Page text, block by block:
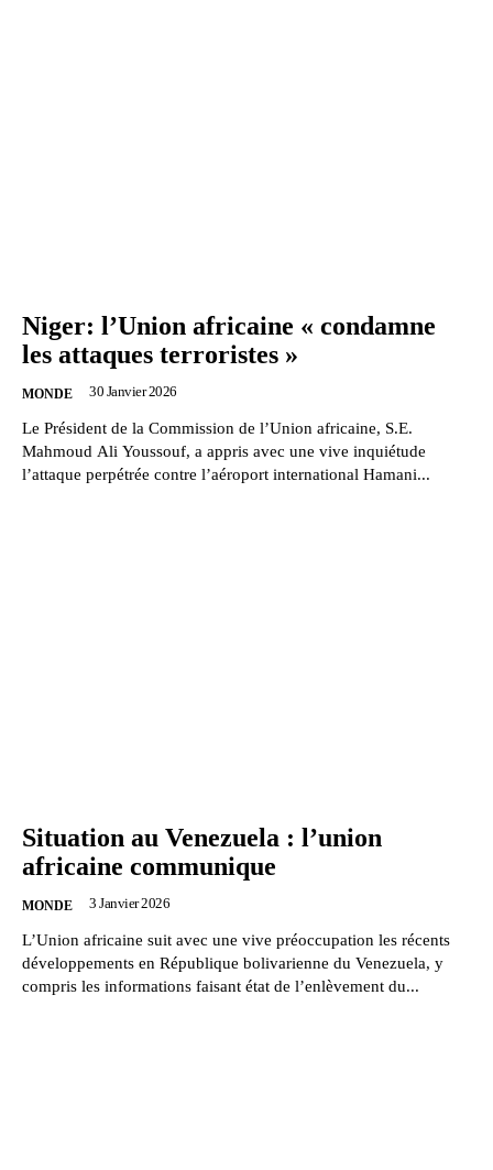
Niger: l’Union africaine « condamne
les attaques terroristes »
MONDE 30 Janvier 2026
Le Président de la Commission de l’Union africaine, S.E.
Mahmoud Ali Youssouf, a appris avec une vive inquiétude
l’attaque perpétrée contre l’aéroport international Hamani...
Situation au Venezuela : l’union
africaine communique
MONDE 3 Janvier 2026
L’Union africaine suit avec une vive préoccupation les récents
développements en République bolivarienne du Venezuela, y
compris les informations faisant état de l’enlèvement du...